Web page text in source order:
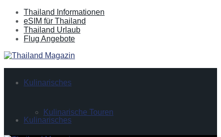
Thailand Informationen
eSIM für Thailand
Thailand Urlaub
Flug Angebote
Kulinarisches
Kulinarische Touren
Kulinarisches